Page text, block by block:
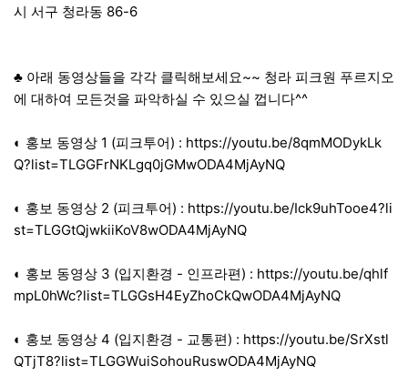
시 서구 청라동 86-6
♣ 아래 동영상들을 각각 클릭해보세요~~ 청라 피크원 푸르지오
에 대하여 모든것을 파악하실 수 있으실 껍니다^^
◐ 홍보 동영상 1 (피크투어) : https://youtu.be/8qmMODykLk
Q?list=TLGGFrNKLgq0jGMwODA4MjAyNQ
◐ 홍보 동영상 2 (피크투어) : https://youtu.be/Ick9uhTooe4?li
st=TLGGtQjwkiiKoV8wODA4MjAyNQ
◐ 홍보 동영상 3 (입지환경 - 인프라편) : https://youtu.be/qhlf
mpL0hWc?list=TLGGsH4EyZhoCkQwODA4MjAyNQ
◐ 홍보 동영상 4 (입지환경 - 교통편) : https://youtu.be/SrXstl
QTjT8?list=TLGGWuiSohouRuswODA4MjAyNQ